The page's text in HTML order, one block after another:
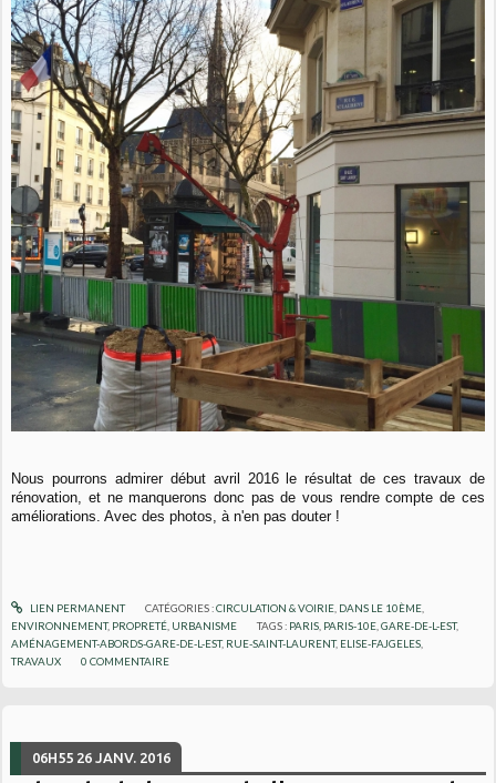
Nous pourrons admirer début avril 2016 le résultat de ces travaux de
rénovation, et ne manquerons donc pas de vous rendre compte de ces
améliorations. Avec des photos, à n'en pas douter !
LIEN PERMANENT CATÉGORIES :CIRCULATION & VOIRIE, DANS LE 10ÈME,
ENVIRONNEMENT, PROPRETÉ URBANISME TAGS : PARIS PARIS-10E ,GARE-DE-L-EST,
AMÉNAGEMENT-ABORDS-GARE-DE-L-EST, RUE-SAINT-LAURENT, ELISE-FAJGELES
TRAVAUX
0 COMMENTAIRE
06H55 26 JANV. 2016